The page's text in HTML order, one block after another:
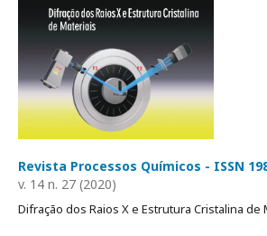
Revista Processos Químicos - ISSN
v. 14 n. 27 (2020)
Difração dos Raios X e Estrutura Cristalina de